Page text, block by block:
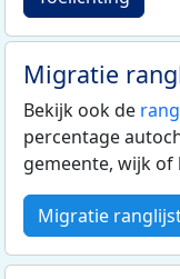
Migratie
Bekijk ook de
percentage
gemeente, wijk of
Migratie